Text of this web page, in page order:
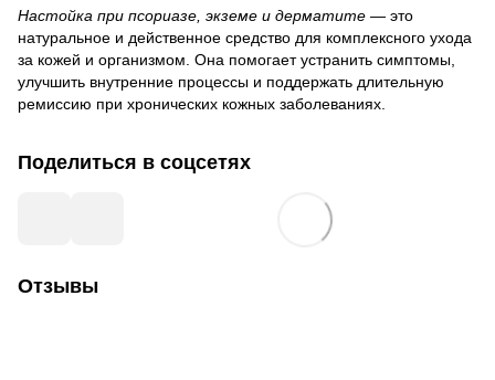
Настойка при псориазе, экземе и дерматите — это
натуральное и действенное средство для комплексного ухода
за кожей и организмом. Она помогает устранить симптомы,
улучшить внутренние процессы и поддержать длительную
ремиссию при хронических кожных заболеваниях.
Поделиться в соцсетях
Отзывы